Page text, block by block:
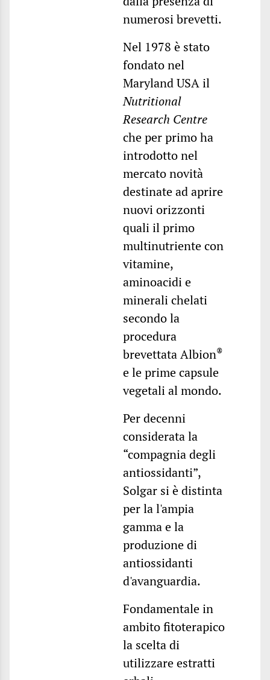
numerosi brevetti.
Nel 1978 è stato
fondato nel
Maryland USA il
Nutritional
Research Centre
che per primo ha
introdotto nel
mercato novità
destinate ad aprire
nuovi orizzonti
quali il primo
multinutriente con
vitamine,
aminoacidi e
minerali chelati
secondo la
procedura
brevettata Albion®
e le prime capsule
vegetali al mondo.
Per decenni
considerata la
“compagnia degli
antiossidanti”,
Solgar si è distinta
per la l'ampia
gamma e la
produzione di
antiossidanti
d'avanguardia.
Fondamentale in
ambito fitoterapico
la scelta di
utilizzare estratti